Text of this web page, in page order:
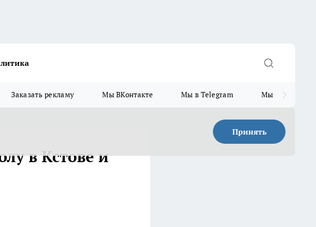
Заказать рекламу Мы ВКонтакте Мы в Telegram Мы в MAX
Принять
в Кстове и